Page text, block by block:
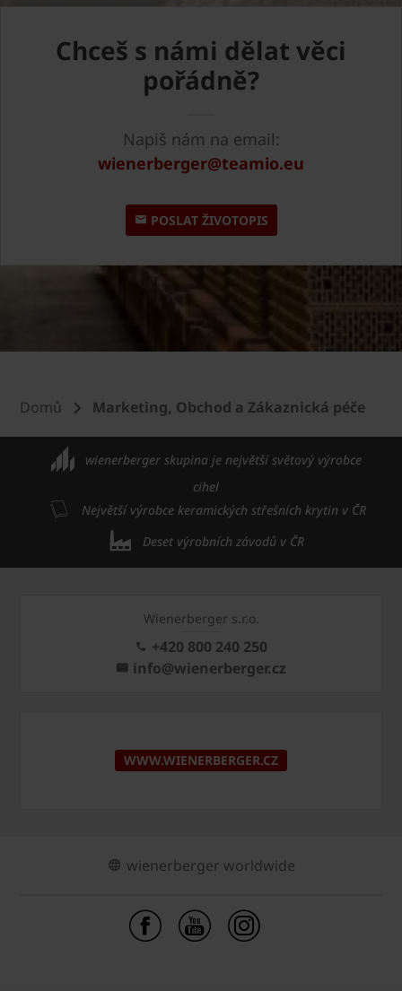
Chceš s námi dělat věci
pořádně?
Napiš nám na email:
wienerberger@teamio.eu
POSLAT ŽIVOTOPIS
Domů Marketing, Obchod a Zákaznická péče
wienerberger skupina je největší světový výrobce
cihel
Největší výrobce keramických střešních krytin v ČR
Deset výrobních závodů v ČR
Wienerberger s.r.o.
+420 800 240 250
info@wienerberger.cz
WWW.WIENERBERGER.CZ
wienerberger worldwide